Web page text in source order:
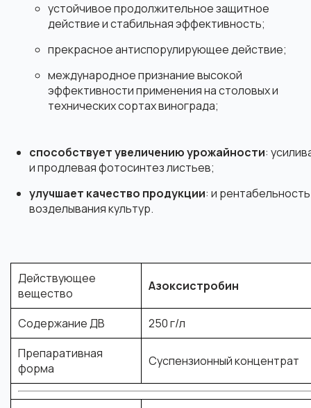
устойчивое продолжительноезащитное
действие и стабильная эффективность;
прекрасное антиспорулирующее действие;
международное признание высокой
эффективности применения на столовых и
технических сортах винограда;
способствует увеличению урожайности:
и продлевая фотосинтез листьев;
улучшает качество продукции: и рентабельность
возделывания культур.
Действующее
вещество
Азоксистробин
Содержание ДВ
250 г/л
Препаративная
форма
Суспензионный концентрат